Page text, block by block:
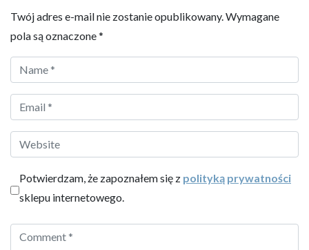
Twój adres e-mail nie zostanie opublikowany.Wymagane
pola są oznaczone*
Potwierdzam, że zapoznałem się z polityką prywatności
sklepu internetowego.